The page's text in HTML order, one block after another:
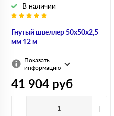
Гнутый швеллер 50х50х2,5
мм 12 м
В наличии
Показать
информацию
41 904 руб
-
+